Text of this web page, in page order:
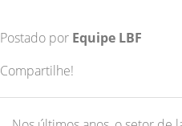
Postado por Equipe LBF
Compartilhe!